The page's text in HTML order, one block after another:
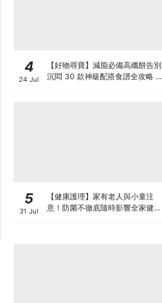
4
24 Jul
【好物尋寶】減脂必備高纖餅告別
沉悶 30 款神級配搭食譜全攻略 日
5
31 Jul
【健康護理】家有老人與小童注
意！防菌不徹底隨時影響全家健康